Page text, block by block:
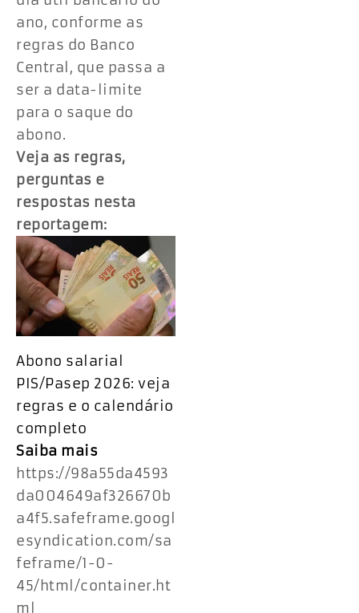
ano, conforme as
regras do Banco
Central, que passa a
ser a data-limite
para o saque do
abono.
Veja as regras,
perguntas e
respostas nesta
reportagem:
Abono salarial
PIS/Pasep 2026: veja
regras e o calendário
completo
Saiba mais
https://98a55da4593
da004649af326670b
a4f5.safeframe.googl
esyndication.com/sa
feframe/1-0-
45/html/container.ht
ml